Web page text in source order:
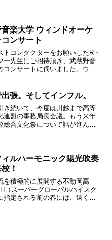
んかしているのか、...
楽大学 ウィンドオーケ
ンサート
トコンダクターをお願いしたR・
ー先生にご招待頂き、武蔵野音
コンサートに伺いました。ウェ
にはトランペットソロなど盛り
なコンサートで...
張。そしてインフル。
き続いて、今度は川越まで高等
連盟の事務局長会議。もう来年
総合文化祭について話が進んで
。すごいイベントで...
ルハーモニック陽光吹奏
！
を積極的に展開する不動岡高
（スーパーグローバルハイスク
指定される前の春には、遠くド